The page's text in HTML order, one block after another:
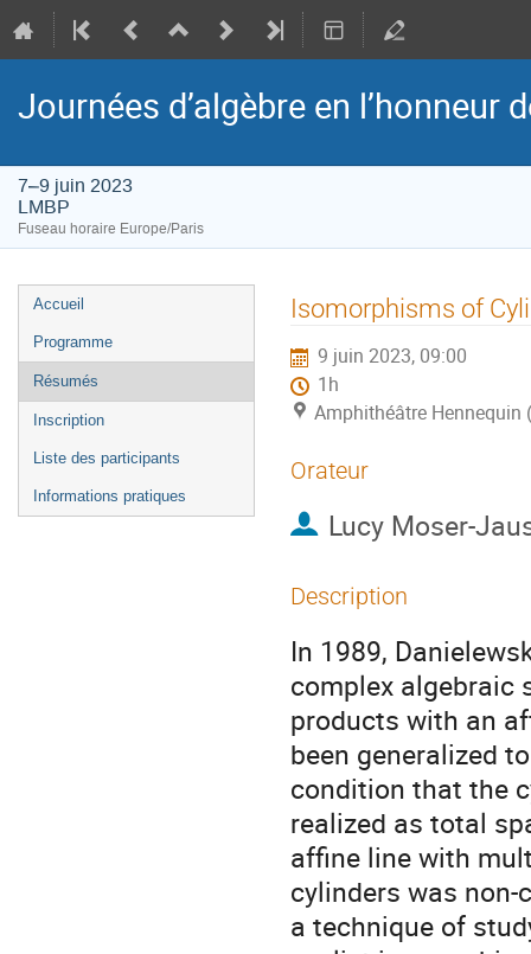
Journées d’algèbre en l’honneur
7–9 juin 2023
LMBP
Fuseau horaire Europe/Paris
Menu
de
l'événement
Accueil
Programme
Résumés
Inscription
Liste des participants
Informations pratiques
Isomorphisms of
9 juin 2023, 09:00
1h
Amphithéâtre Hennequin
Orateur
Lucy Moser-
Description
In 1989,
complex algebraic
products with an
been generalized
condition that the
realized as total
affine line with
cylinders was
a technique of